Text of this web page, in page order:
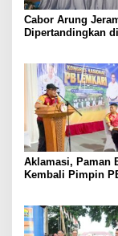
Cabor Arung
Dipertandingkan di
Aklamasi, Paman
Kembali Pimpin